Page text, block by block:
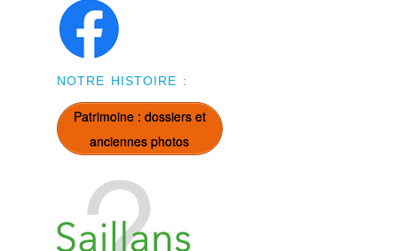
NOTRE HISTOIRE :
Patrimoine : dossiers et
anciennes photos